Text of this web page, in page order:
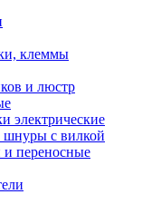
клеммы
и люстр
электрические
шнуры с вилкой
и переносные